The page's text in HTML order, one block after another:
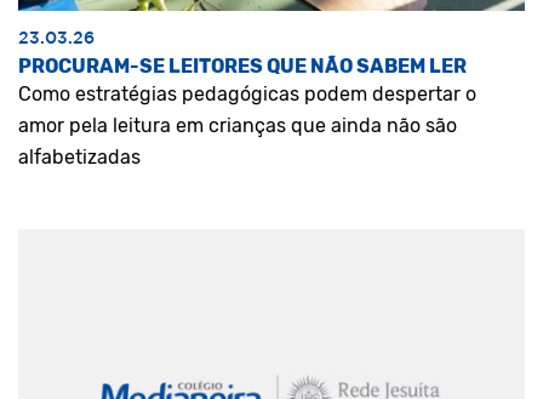
23.03.26
PROCURAM-SE LEITORES QUE NÃO SABEM LER
Como estratégias pedagógicas podem despertar o
amor pela leitura em crianças que ainda não são
alfabetizadas